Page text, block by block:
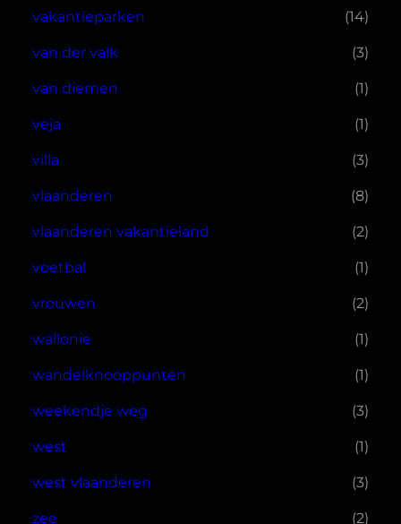
vakantieparken (14)
van der valk (3)
van diemen (1)
veja (1)
villa (3)
vlaanderen (8)
vlaanderen vakantieland (2)
voetbal (1)
vrouwen (2)
wallonie (1)
wandelknooppunten (1)
weekendje weg (3)
west (1)
west vlaanderen (3)
zee (2)